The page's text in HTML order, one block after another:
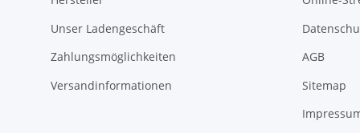
Unser Ladengeschäft
Zahlungsmöglichkeiten
Versandinformationen
AGB
Sitemap